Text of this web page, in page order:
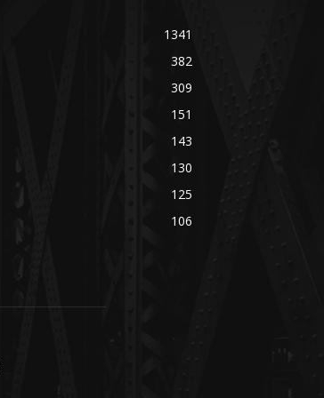
1341
382
309
151
143
130
125
106